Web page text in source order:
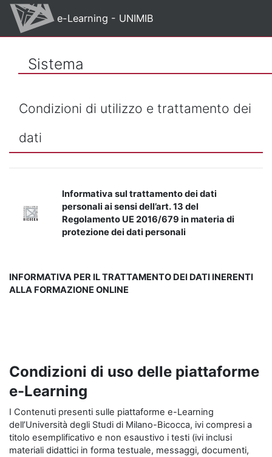
Vai al contenuto principale
e-Learning - UNIMIB
Sistema
Condizioni di utilizzo e trattamento dei
dati
Informativa sul trattamento dei dati
personali ai sensi dell’art. 13 del
Regolamento UE 2016/679 in materia di
protezione dei dati personali
INFORMATIVA PER IL TRATTAMENTO DEI DATI INERENTI
ALLA FORMAZIONE ONLINE
Condizioni di uso delle piattaforme
e-Learning
I Contenuti presenti sulle piattaforme e-Learning
dell’Università degli Studi di Milano-Bicocca, ivi compresi a
titolo esemplificativo e non esaustivo i testi (ivi inclusi
materiali didattici in forma testuale, messaggi, documenti,